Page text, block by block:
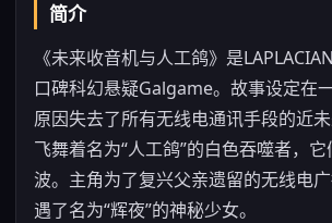
简介
《未来收音机与人工鸽》是
口碑科幻悬疑Galgame。故事设定在
原因失去了所有无线电通讯手段的近
飞舞着名为“人工鸽”的白色吞噬者，
波。主角为了复兴父亲遗留的无线电
遇了名为“辉夜”的神秘少女。